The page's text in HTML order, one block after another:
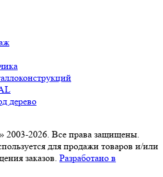
дерево
2026. Все права защищены.
для продажи товаров и/или
заказов. Разработано в